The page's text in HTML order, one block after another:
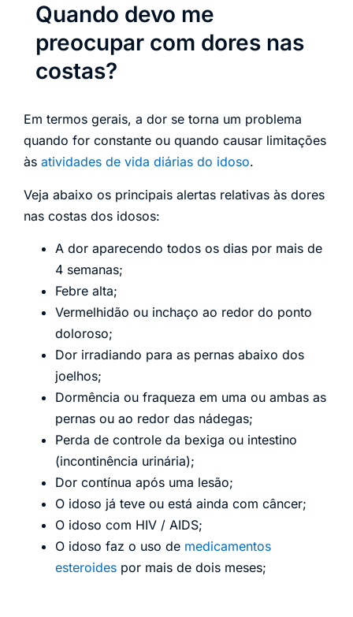
Quando devo me
preocupar com dores nas
costas?
Em termos gerais, a dor se torna um problema
quando for constante ou quando causar limitações
às atividades de vida diárias do idoso.
Veja abaixo os principais alertas relativas às dores
nas costas dos idosos:
A dor aparecendo todos os dias por mais de
4 semanas;
Febre alta;
Vermelhidão ou inchaço ao redor do ponto
doloroso;
Dor irradiando para as pernas abaixo dos
joelhos;
Dormência ou fraqueza em uma ou ambas as
pernas ou ao redor das nádegas;
Perda de controle da bexiga ou intestino
(incontinência urinária);
Dor contínua após uma lesão;
O idoso já teve ou está ainda com câncer;
O idoso com HIV / AIDS;
O idoso faz o uso de medicamentos
esteroides por mais de dois meses;